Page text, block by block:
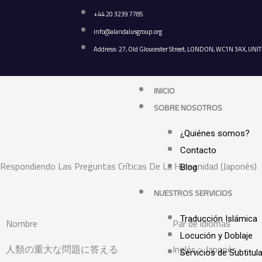
+44 20 3239 7785
info@alandalusgroup.org
Address: 27, Old Gloucester Street, LONDON, WC1N 3AX,
INICIO
SOBRE NOSOTROS
¿Quiénes somos?
Contacto
Blog
NUESTROS SERVICIOS
Traducción Islámica
Locución y Doblaje
Servicios de
Respondiendo Las Preguntas Críticas De La Humanidad (Japonés)
Nombre
人類の重大な問題に答える
Par de idiomas
Inglés > Japonés